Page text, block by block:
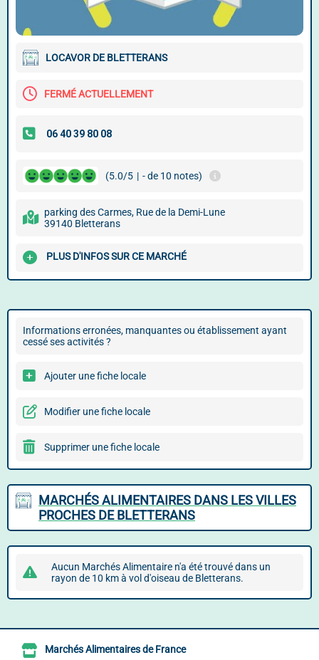
LOCAVOR DE BLETTERANS
FERMÉ ACTUELLEMENT
(5.0/5 | - de 10 notes)
parking des Carmes, Rue de la Demi-Lune
39140 Bletterans
PLUS D'INFOS SUR CE MARCHÉ
Informations erronées, manquantes ou établissement ayant
cessé ses activités ?
Ajouter une fiche locale
Modifier une fiche locale
Supprimer une fiche locale
MARCHÉS ALIMENTAIRES DANS LES VILLES
PROCHES DE BLETTERANS
Aucun Marchés Alimentaire n'a été trouvé dans un
rayon de 10 km à vol d'oiseau de Bletterans.
Marchés Alimentaires de France